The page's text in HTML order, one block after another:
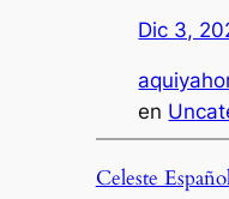
Dic 3,
en
Celeste